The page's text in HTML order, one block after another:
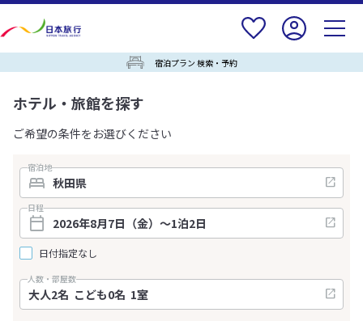
宿泊プラン 検索・予約
ホテル・旅館を探す
ご希望の条件をお選びください
宿泊地
日程
日付指定なし
人数・部屋数